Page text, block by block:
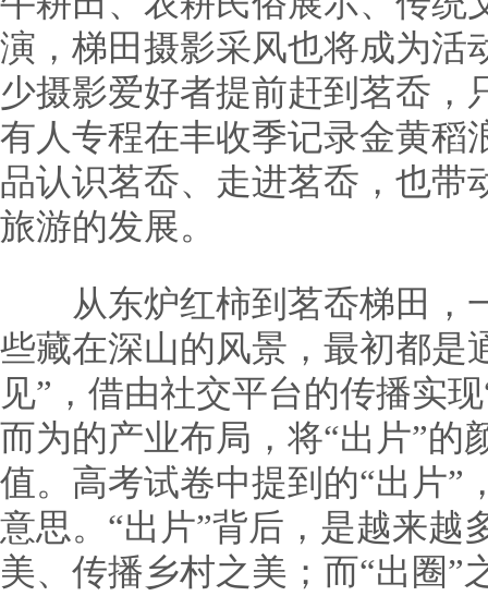
演，梯田摄影采风也将成为活
少摄影爱好者提前赶到茗岙，
有人专程在丰收季记录金黄稻
品认识茗岙、走进茗岙，也带
旅游的发展。
从东炉红柿到茗岙梯田，
些藏在深山的风景，最初都是
见”，借由社交平台的传播实
而为的产业布局，将“出片”的
值。高考试卷中提到的“出片”
意思。“出片”背后，是越来越
美、传播乡村之美；而“出圈”